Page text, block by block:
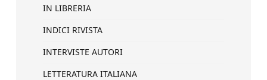
IN LIBRERIA
INDICI RIVISTA
INTERVISTE AUTORI
LETTERATURA ITALIANA